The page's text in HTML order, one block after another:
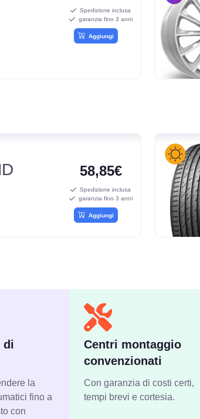
Spedizione inclusa
garanzia fino 3 anni
Aggiungi
58,85€
Spedizione inclusa
garanzia fino 3 anni
Aggiungi
di
la
fino a
con
Centri montaggio
convenzionati
Con garanzia di costi certi,
tempi brevi e cortesia.